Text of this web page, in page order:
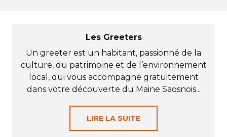
Les Greeters
Un greeter est un habitant, passionné de la
culture, du patrimoine et de l’environnement
local, qui vous accompagne gratuitement
dans votre découverte du Maine Saosnois...
LIRE LA SUITE